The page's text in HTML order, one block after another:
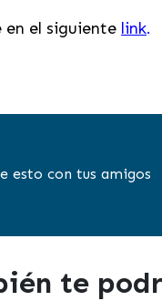
el siguiente link.
esto con tus amigos
te